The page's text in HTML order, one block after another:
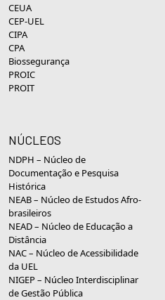
CEUA
CEP-UEL
CIPA
CPA
Biossegurança
PROIC
PROIT
NÚCLEOS
NDPH – Núcleo de
Documentação e Pesquisa
Histórica
NEAB – Núcleo de Estudos Afro-
brasileiros
NEAD – Núcleo de Educação a
Distância
NAC – Núcleo de Acessibilidade
da UEL
NIGEP – Núcleo Interdisciplinar
de Gestão Pública